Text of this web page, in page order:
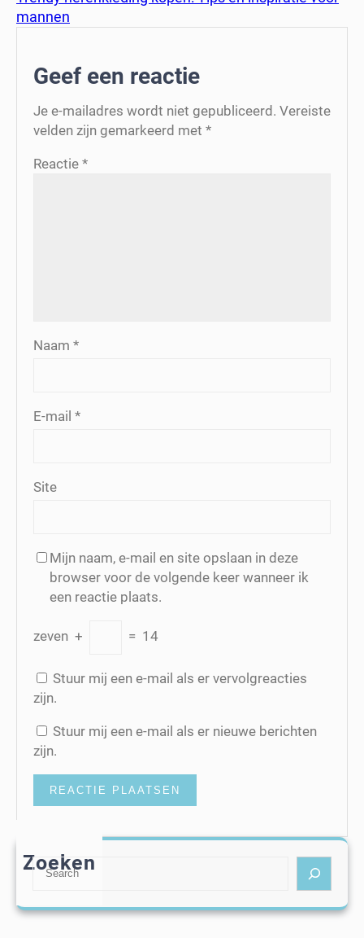
mannen
Geef een reactie
Je e-mailadres wordt niet gepubliceerd. Vereiste
velden zijn gemarkeerd met *
Reactie *
Naam *
E-mail *
Site
Mijn naam, e-mail en site opslaan in deze
browser voor de volgende keer wanneer ik
een reactie plaats.
zeven + = 14
Stuur mij een e-mail als er vervolgreacties
zijn.
Stuur mij een e-mail als er nieuwe berichten
zijn.
Zoeken
S
a